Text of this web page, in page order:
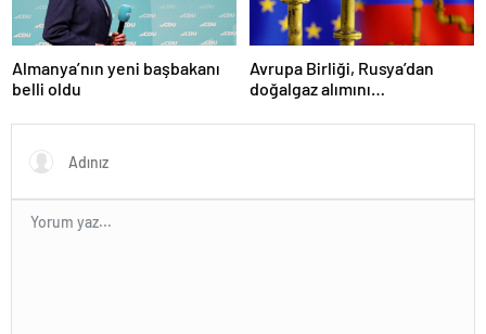
Almanya’nın yeni başbakanı
belli oldu
Avrupa Birliği, Rusya’dan
doğalgaz alımını